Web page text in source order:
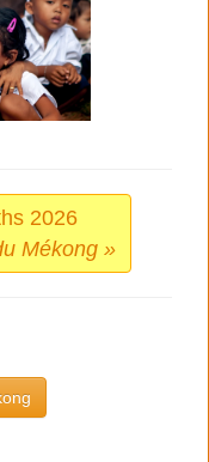
2026
Mékong »